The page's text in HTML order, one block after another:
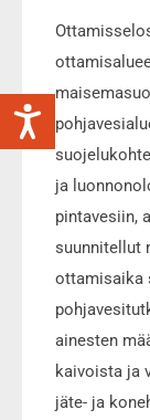
ja
pintavesiin,
suunnitellut
ottamisaika
ainesten
kaivoista ja
jäte- ja